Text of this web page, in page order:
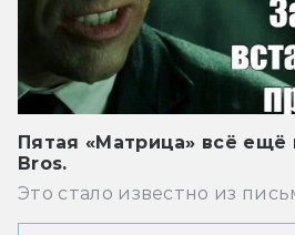
Пятая «Матрица» всё ещё
Bros.
Это стало известно из